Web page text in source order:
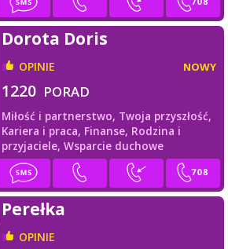
Dorota Doris
OPINIE NOWY
1220 PORAD
Miłość i partnerstwo, Twoja przyszłość,
Kariera i praca, Finanse, Rodzina i
przyjaciele, Wsparcie duchowe
Perełka
OPINIE